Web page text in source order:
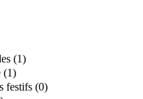
(1)
(1)
festifs (0)